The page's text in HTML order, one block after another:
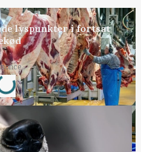
lyspunkter i fortsat